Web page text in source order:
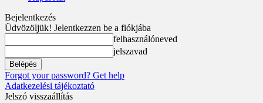
Bejelentkezés
Üdvözöljük! Jelentkezzen be a fiókjába
felhasználóneved
jelszavad
Forgot your password? Get help
Adatkezelési tájékoztató
Jelszó visszaállítás